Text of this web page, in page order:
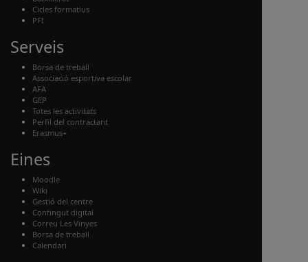
Cicles formatius
PFI
Serveis
Borsa de treball
Associació esportiva escolar
AFA
GEP
Totes les activitats
Perfil del contractant
Erasmus+
Eines
Moodle
Wiki
Gestió del centre
Contingut digital
Correu Les Vinyes
Borsa de treball
Calendari